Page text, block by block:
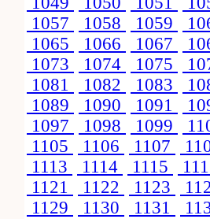
1057
1058 1059
1065
1066 1067
1073
1074 1075
1081
1082 1083
1089
1090 1091
1097
1098 1099
1105
1106 1107
1113
1114 1115
1121
1122 1123
1129
1130 1131